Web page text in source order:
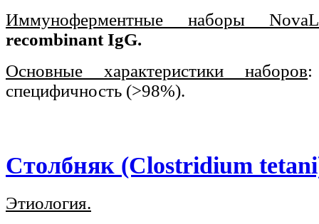
Иммуноферментные наборы
recombinant IgG.
Основные характеристики наборов:
специфичность (>98%).
Столбняк (Clostridium
Этиология.